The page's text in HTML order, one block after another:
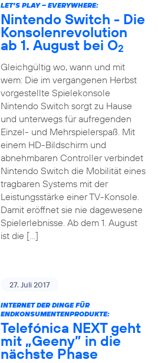
LET’S PLAY – EVERYWHERE:
Nintendo Switch - Die
Konsolenrevolution
ab 1. August bei O2
Gleichgültig wo, wann und mit
wem: Die im vergangenen Herbst
vorgestellte Spielekonsole
Nintendo Switch sorgt zu Hause
und unterwegs für aufregenden
Einzel- und Mehrspielerspaß. Mit
einem HD-Bildschirm und
abnehmbaren Controller verbindet
Nintendo Switch die Mobilität eines
tragbaren Systems mit der
Leistungsstärke einer TV-Konsole.
Damit eröffnet sie nie dagewesene
Spielerlebnisse. Ab dem 1. August
ist die […]
27. Juli 2017
INTERNET DER DINGE FÜR
ENDKONSUMENTENPRODUKTE:
Telefónica NEXT geht
mit „Geeny” in die
nächste Phase